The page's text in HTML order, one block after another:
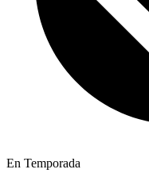
En Temporada